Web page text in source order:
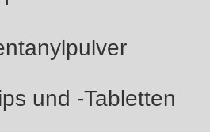
und -Tabletten